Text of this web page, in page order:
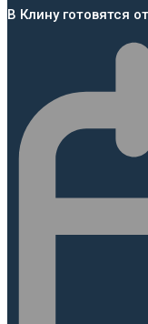
В Клину готовятся